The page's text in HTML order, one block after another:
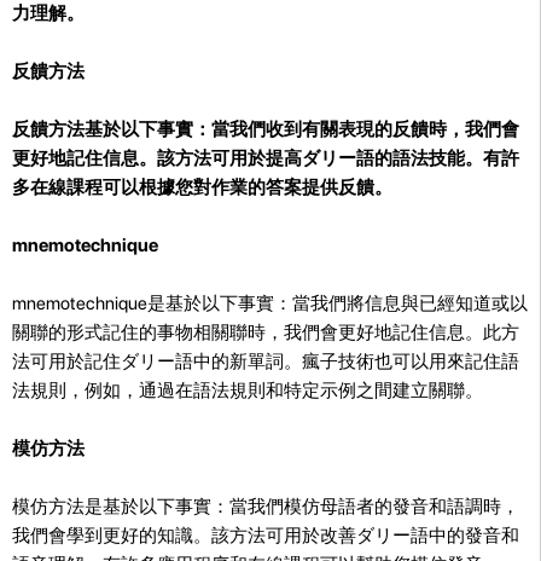
力理解。
反饋方法
反饋方法基於以下事實：當我們收到有關表現的反饋時，我們會
更好地記住信息。該方法可用於提高ダリー語的語法技能。有許
多在線課程可以根據您對作業的答案提供反饋。
mnemotechnique
mnemotechnique是基於以下事實：當我們將信息與已經知道或以
關聯的形式記住的事物相關聯時，我們會更好地記住信息。此方
法可用於記住ダリー語中的新單詞。瘋子技術也可以用來記住語
法規則，例如，通過在語法規則和特定示例之間建立關聯。
模仿方法
模仿方法是基於以下事實：當我們模仿母語者的發音和語調時，
我們會學到更好的知識。該方法可用於改善ダリー語中的發音和